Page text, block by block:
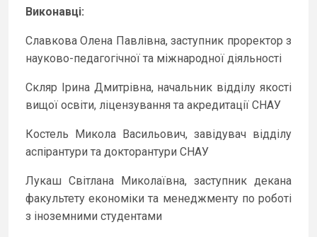
Виконавці:
Славкова Олена Павлівна, заступник проректор з
науково-педагогічної та міжнародної діяльності
Cкляр Ірина Дмитрівна, начальник відділу якості
вищої освіти, ліцензування та акредитації СНАУ
Костель Микола Васильович, завідувач відділу
аспірантури та докторантури СНАУ
Лукаш Світлана Миколаївна, заступник декана
факультету економіки та менеджменту по роботі
з іноземними студентами